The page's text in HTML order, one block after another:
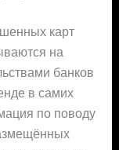
карт
на
банков
в самих
по поводу